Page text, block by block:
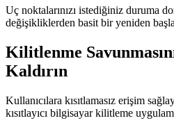
Uç noktalarınızı istediğiniz duruma
değişikliklerden basit bir yeniden
Kilitlenme
Kaldırın
Kullanıcılara kısıtlamasız erişim
kısıtlayıcı bilgisayar kilitleme